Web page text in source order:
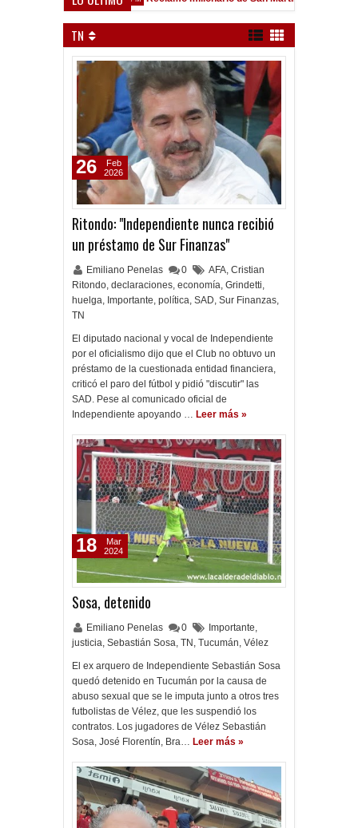
TN
Ritondo: "Independiente nunca recibió
un préstamo de Sur Finanzas"
Emiliano Penelas 0 AFA, Cristian
Ritondo, declaraciones, economía, Grindetti,
huelga, Importante, política, SAD, Sur Finanzas,
TN
El diputado nacional y vocal de Independiente
por el oficialismo dijo que el Club no obtuvo un
préstamo de la cuestionada entidad financiera,
criticó el paro del fútbol y pidió "discutir" las
SAD. Pese al comunicado oficial de
Independiente apoyando … Leer más »
26
Feb
2026
Sosa, detenido
Emiliano Penelas 0 Importante,
justicia, Sebastián Sosa, TN , Tucumán, Vélez
El ex arquero de Independiente Sebastián Sosa
quedó detenido en Tucumán por la causa de
abuso sexual que se le imputa junto a otros tres
futbolistas de Vélez, que les suspendió los
contratos. Los jugadores de Vélez Sebastián
Sosa, José Florentín, Bra… Leer más »
18
Mar
2024